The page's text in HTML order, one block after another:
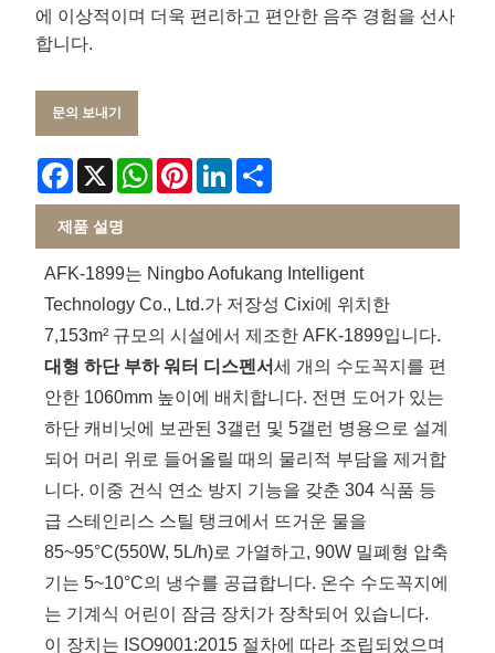
에 이상적이며 더욱 편리하고 편안한 음주 경험을 선사
합니다.
문의 보내기
Facebook
X WhatsApp
PinterestLinkedIn
제품 설명
AFK-1899는 Ningbo Aofukang Intelligent
Technology Co., Ltd.가 저장성 Cixi에 위치한
7,153m² 규모의 시설에서 제조한 AFK-1899입니다.
대형 하단 부하 워터 디스펜서세 개의 수도꼭지를 편
안한 1060mm 높이에 배치합니다. 전면 도어가 있는
하단 캐비닛에 보관된 3갤런 및 5갤런 병용으로 설계
되어 머리 위로 들어올릴 때의 물리적 부담을 제거합
니다. 이중 건식 연소 방지 기능을 갖춘 304 식품 등
급 스테인리스 스틸 탱크에서 뜨거운 물을
85~95°C(550W, 5L/h)로 가열하고, 90W 밀폐형 압축
기는 5~10°C의 냉수를 공급합니다. 온수 수도꼭지에
는 기계식 어린이 잠금 장치가 장착되어 있습니다.
이 장치는 ISO9001:2015 절차에 따라 조립되었으며